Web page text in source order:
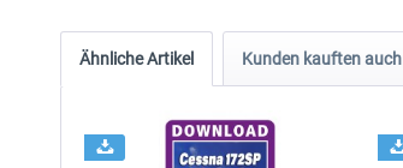
Ähnliche Artikel Kunden kauften auch